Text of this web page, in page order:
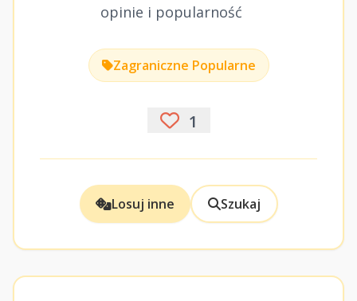
opinie i popularność
Zagraniczne Popularne
1
Losuj inne Szukaj